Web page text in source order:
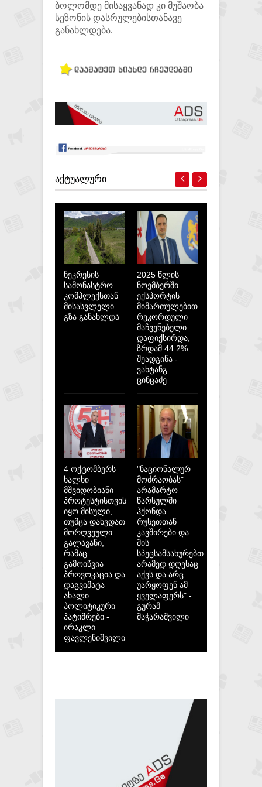
ბოლომდე მისაყვანად კი მუშაობა
სეზონის დასრულებისთანავე
განახლდება.
ᲐᲥᲢᲣᲐᲚᲣᲠᲘ
ნეკრესის
სამონასტრო
კომპლექსთან
მისასვლელი
გზა განახლდა
2025 წლის
ნოემბერში
ექსპორტის
მიმართულებით
რეკორდული
მაჩვენებელი
დაფიქსირდა,
ზრდამ 44.2%
შეადგინა -
ვახტანგ
ცინცაძე
4 ოქტომბერს
ხალხი
მშვიდობიანი
პროტესტისთვის
იყო მისული,
თუმცა დახვდათ
მორღვეული
გალავანი,
რამაც
გამოიწვია
პროვოკაცია და
დაგვიმატა
ახალი
პოლიტიკური
პატიმრები -
ირაკლი
ფავლენიშვილი
"ნაციონალურ
მოძრაობას"
არამარტო
წარსულში
ჰქონდა
რუსეთთან
კავშირები და
მის
სპეცსამსახურებთან,
არამედ დღესაც
აქვს და არც
უარყოფენ ამ
ყველაფერს" -
გურამ
მაჭარაშვილი